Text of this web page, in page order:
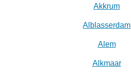
Akkrum
Alblasserdam
Alem
Alkmaar